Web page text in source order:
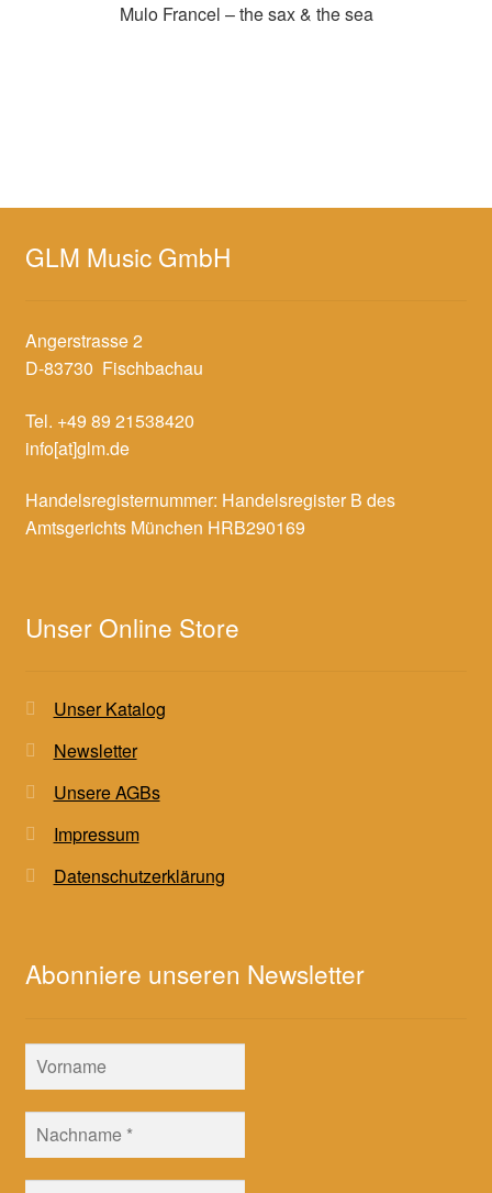
Mulo Francel – the sax & the sea
GLM Music GmbH
Angerstrasse 2
D-83730 Fischbachau
Tel. +49 89 21538420
info[at]glm.de
Handelsregisternummer: Handelsregister B des
Amtsgerichts München HRB290169
Unser Online Store
Unser Katalog
Newsletter
Unsere AGBs
Impressum
Datenschutzerklärung
Abonniere unseren Newsletter